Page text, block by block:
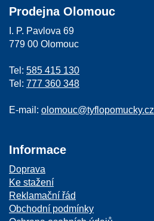
Prodejna Olomouc
I. P. Pavlova 69
779 00 Olomouc
Tel: 585 415 130
Tel: 777 360 348
E-mail: olomouc@tyflopomucky.cz
Informace
Doprava
Ke stažení
Reklamační řád
Obchodní podmínky